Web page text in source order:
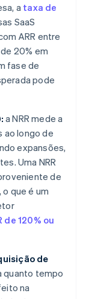
a taxa de
SaaS
ARR entre
20% em
fase de
pode
a NRR mede a
longo de
expansões,
Uma NRR
de
que é um
de 120% ou
de
quanto tempo
na